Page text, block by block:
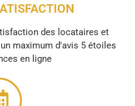
des locataires et
maximum d'avis 5 étoiles
en ligne